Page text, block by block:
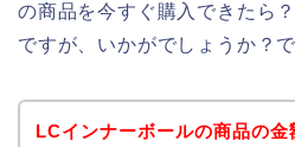
の商品を今すぐ購入できたら
ですが、いかがでしょうか？で
LCインナーボールの商品の金